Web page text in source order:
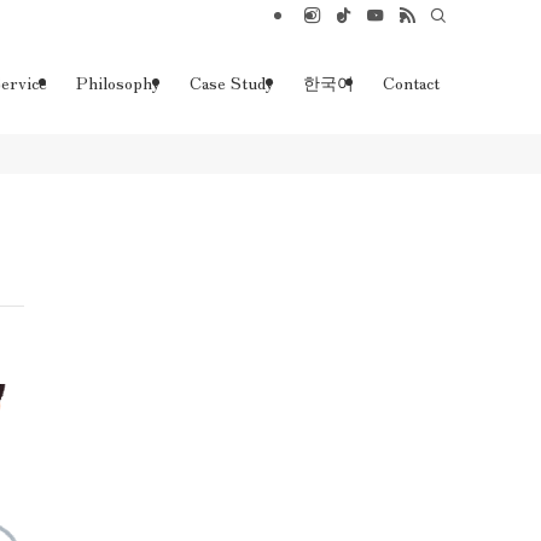
Philosophy Case Study 한국어 Contact